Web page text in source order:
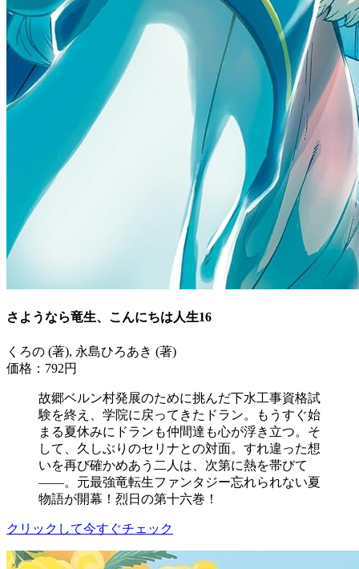
さようなら竜生、こんにちは人生16
くろの (著), 永島ひろあき (著)
価格：792円
故郷ベルン村発展のために挑んだ下水工事資格試
験を終え、学院に戻ってきたドラン。もうすぐ始
まる夏休みにドランも仲間達も心が浮き立つ。そ
して、久しぶりのセリナとの対面。すれ違った想
いを再び確かめあう二人は、次第に熱を帯びて
――。元最強竜転生ファンタジー忘れられない夏
物語が開幕！烈日の第十六巻！
クリックして今すぐチェック